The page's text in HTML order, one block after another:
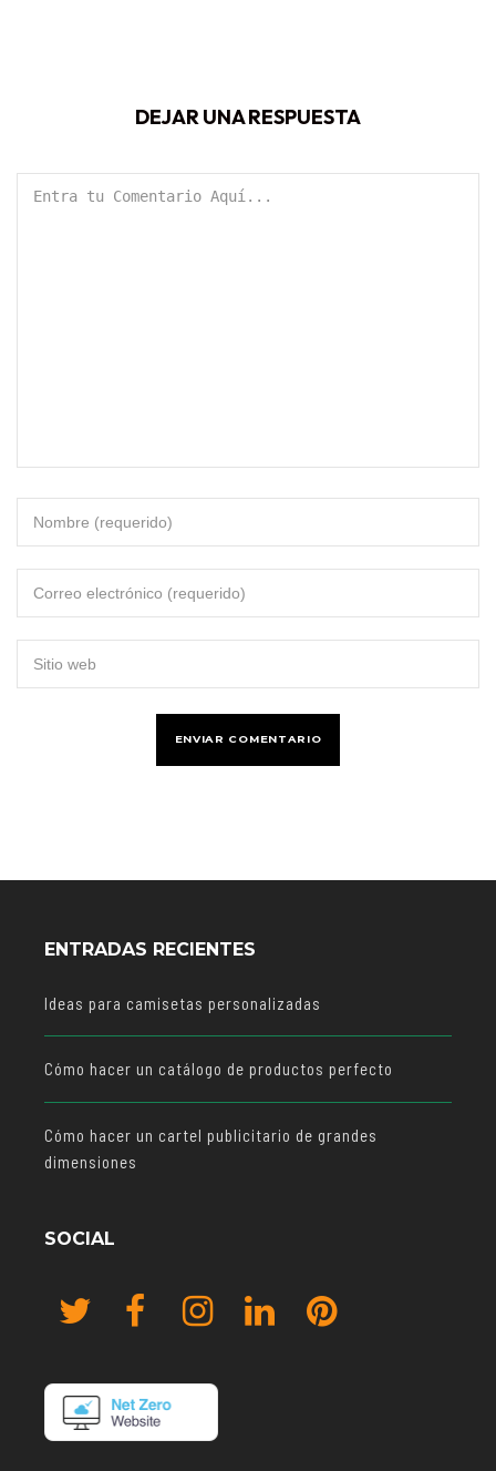
DEJAR UNA RESPUESTA
ENTRADAS RECIENTES
Ideas para camisetas personalizadas
Cómo hacer un catálogo de productos perfecto
Cómo hacer un cartel publicitario de grandes
dimensiones
SOCIAL